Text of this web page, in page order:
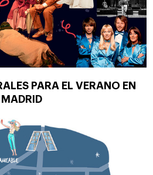
PARA EL VERANO EN
MADRID